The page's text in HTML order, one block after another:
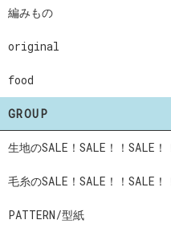
編みもの
original
food
GROUP
生地のSALE！SALE！！SALE！
毛糸のSALE！SALE！！SALE！
PATTERN/型紙